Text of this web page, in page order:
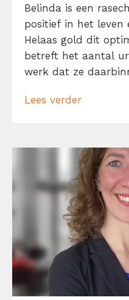
Belinda is een
positief in het
Helaas gold dit
betreft het aantal
werk dat ze
probleem af kunnen
Lees verder